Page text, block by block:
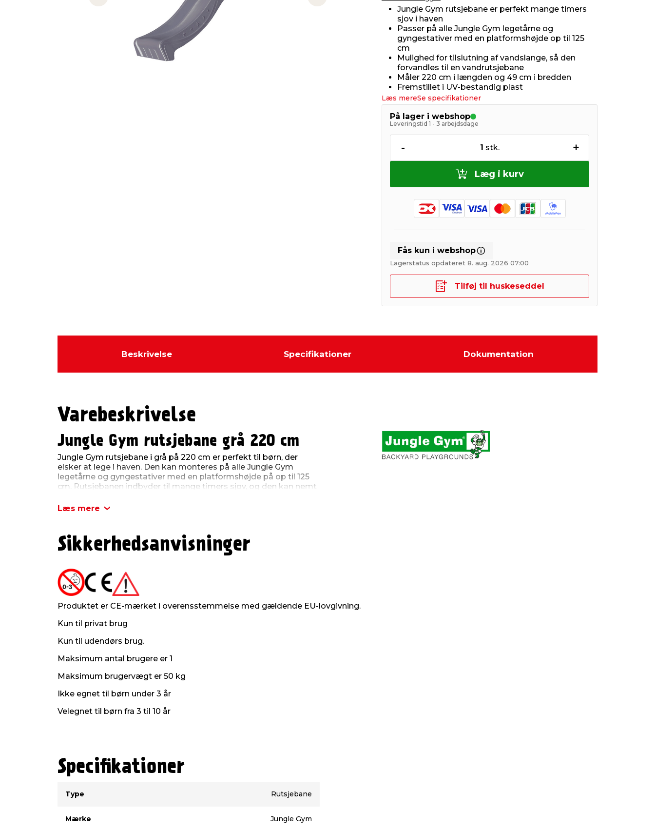
Previous slide Next slide
Jungle Gym rutsjebane er perfekt mange timers
sjov i haven
Passer på alle Jungle Gym legetårne og
gyngestativer med en platformshøjde op til 125
cm
Mulighed for tilslutning af vandslange, så den
forvandles til en vandrutsjebane
Måler 220 cm i længden og 49 cm i bredden
Fremstillet i UV-bestandig plast
Læs mereSe specifikationer
På lager i webshop
Leveringstid 1 - 3 arbejdsdage
- 1 stk. +
Læg i kurv
Fås kun i webshop
Lagerstatus opdateret 8. aug. 2026 07:00
Tilføj til huskeseddel
Beskrivelse Specifikationer Dokumentation
Varebeskrivelse
Jungle Gym rutsjebane grå 220 cm
Jungle Gym rutsjebane i grå på 220 cm er perfekt til børn, der
elsker at lege i haven. Den kan monteres på alle Jungle Gym
legetårne og gyngestativer med en platformshøjde på op til 125
cm. Rutsjebanen indbyder til mange timers sjov, og den kan nemt
hvilket giver ekstra sjov på varme sommerdage. Med en længde
plastmateriale sikrer lang holdbarhed.
Produktdetaljer:
Bredde: 49 cm
Maks. brugervægt: 50 kg
Materiale: plast (UV-beskyttet)
Farve: grå
Læs mere
Sikkerhedsanvisninger
Produktet er CE-mærket i overensstemmelse med gældende EU-lovgivning.
Kun til privat brug
Kun til udendørs brug.
Maksimum antal brugere er 1
Maksimum brugervægt er 50 kg
Ikke egnet til børn under 3 år
Velegnet til børn fra 3 til 10 år
Specifikationer
Type
Rutsjebane
Mærke Jungle Gym